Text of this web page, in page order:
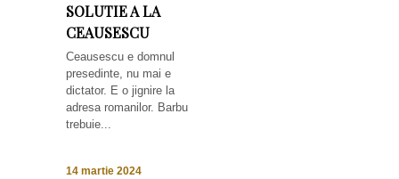
SOLUTIE A LA
CEAUSESCU
Ceausescu e domnul
presedinte, nu mai e
dictator. E o jignire la
adresa romanilor. Barbu
trebuie...
14 martie 2024